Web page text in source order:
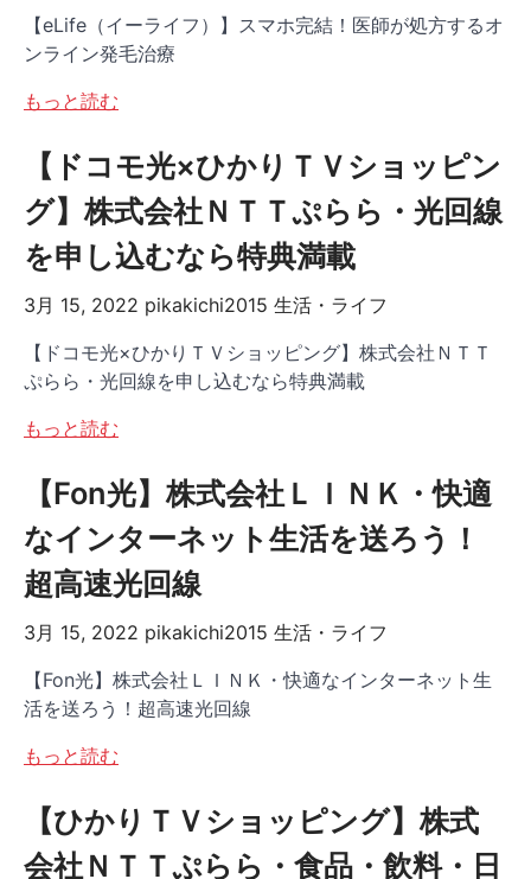
【eLife（イーライフ）】スマホ完結！医師が処方するオ
ンライン発毛治療
もっと読む
【ドコモ光×ひかりＴＶショッピン
グ】株式会社ＮＴＴぷらら・光回線
を申し込むなら特典満載
3月 15, 2022 pikakichi2015 生活・ライフ
【ドコモ光×ひかりＴＶショッピング】株式会社ＮＴＴ
ぷらら・光回線を申し込むなら特典満載
もっと読む
【Fon光】株式会社ＬＩＮＫ・快適
なインターネット生活を送ろう！
超高速光回線
3月 15, 2022 pikakichi2015 生活・ライフ
【Fon光】株式会社ＬＩＮＫ・快適なインターネット生
活を送ろう！超高速光回線
もっと読む
【ひかりＴＶショッピング】株式
会社ＮＴＴぷらら・食品・飲料・日